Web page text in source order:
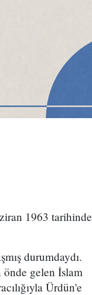
1963 tarihinde
durumdaydı.
gelen İslam
Ürdün'e